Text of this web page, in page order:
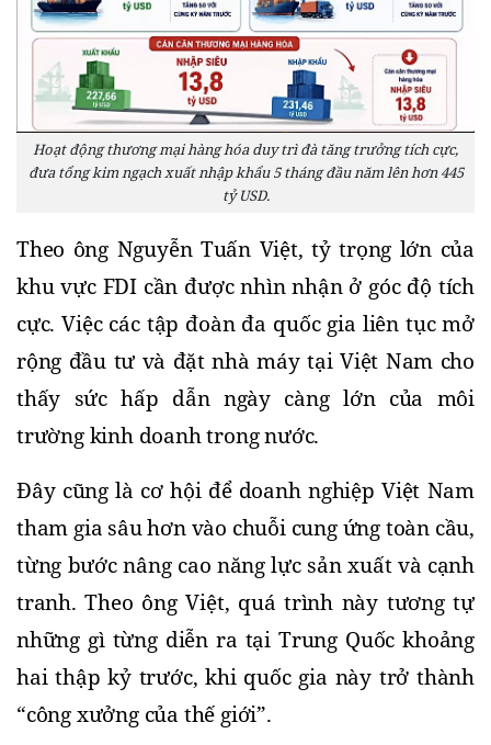
Hoạt động thương mại hàng hóa duy trì đà tăng trưởng tích cực,
đưa tổng kim ngạch xuất nhập khẩu 5 tháng đầu năm lên hơn 445
tỷ USD.
Theo ông Nguyễn Tuấn Việt, tỷ trọng lớn của
khu vực FDI cần được nhìn nhận ở góc độ tích
cực. Việc các tập đoàn đa quốc gia liên tục mở
rộng đầu tư và đặt nhà máy tại Việt Nam cho
thấy sức hấp dẫn ngày càng lớn của môi
trường kinh doanh trong nước.
Đây cũng là cơ hội để doanh nghiệp Việt Nam
tham gia sâu hơn vào chuỗi cung ứng toàn cầu,
từng bước nâng cao năng lực sản xuất và cạnh
tranh. Theo ông Việt, quá trình này tương tự
những gì từng diễn ra tại Trung Quốc khoảng
hai thập kỷ trước, khi quốc gia này trở thành
“công xưởng của thế giới”.